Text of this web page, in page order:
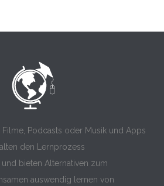
Filme, Podcasts oder Musik und Apps
den Lernprozess
bieten Alternativen zum
auswendig lernen von